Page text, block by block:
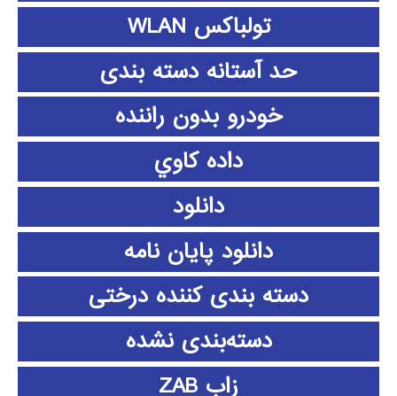
تولباکس WLAN
حد آستانه دسته بندی
خودرو بدون راننده
داده كاوي
دانلود
دانلود پايان نامه
دسته بندی کننده درختی
دسته‌بندی نشده
زاب ZAB